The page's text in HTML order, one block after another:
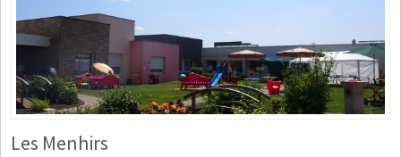
Les Menhirs